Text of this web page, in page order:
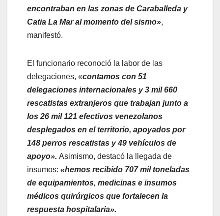
encontraban en las zonas de Caraballeda y
Catia La Mar al momento del sismo»,
manifestó.
El funcionario reconoció la labor de las
delegaciones, «contamos con 51
delegaciones internacionales y 3 mil 660
rescatistas extranjeros que trabajan junto a
los 26 mil 121 efectivos venezolanos
desplegados en el territorio, apoyados por
148 perros rescatistas y 49 vehículos de
apoyo». Asimismo, destacó la llegada de
insumos: «hemos recibido 707 mil toneladas
de equipamientos, medicinas e insumos
médicos quirúrgicos que fortalecen la
respuesta hospitalaria».